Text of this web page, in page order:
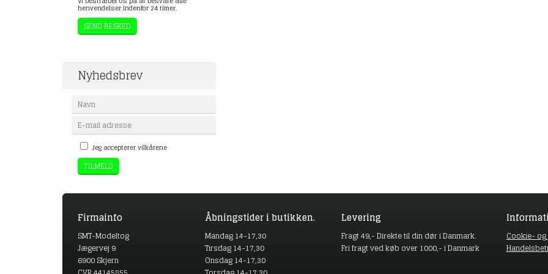
henvendelser indenfor 24 timer.
Nyhedsbrev
Jeg accepterer vilkårene
Firmainfo
SMT-Modeltog
Jægervej 9
6900 Skjern
Åbningstider i butikken.
Mandag 14-17,30
Tirsdag 14-17,30
Onsdag 14-17,30
Levering
Fragt 49,- Direkte til din dør i Danmark.
Fri fragt ved køb over 1000,- i Danmark
Cookie-